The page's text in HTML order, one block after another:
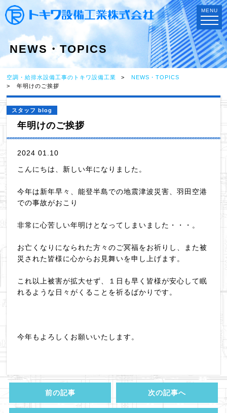
MENU
NEWS・TOPICS
空調・給排水設備工事のトキワ設備工業
NEWS・TOPICS
年明けのご挨拶
スタッフ blog
年明けのご挨拶
2024 01.10
こんにちは、新しい年になりました。
今年は新年早々、能登半島での地震津波災害、羽田空港
での事故がおこり
非常に心苦しい年明けとなってしまいました・・・。
お亡くなりになられた方々のご冥福をお祈りし、また被
災された皆様に心からお見舞いを申し上げます。
これ以上被害が拡大せず、１日も早く皆様が安心して眠
れるような日々がくることを祈るばかりです。
今年もよろしくお願いいたします。
前の記事 次の記事へ